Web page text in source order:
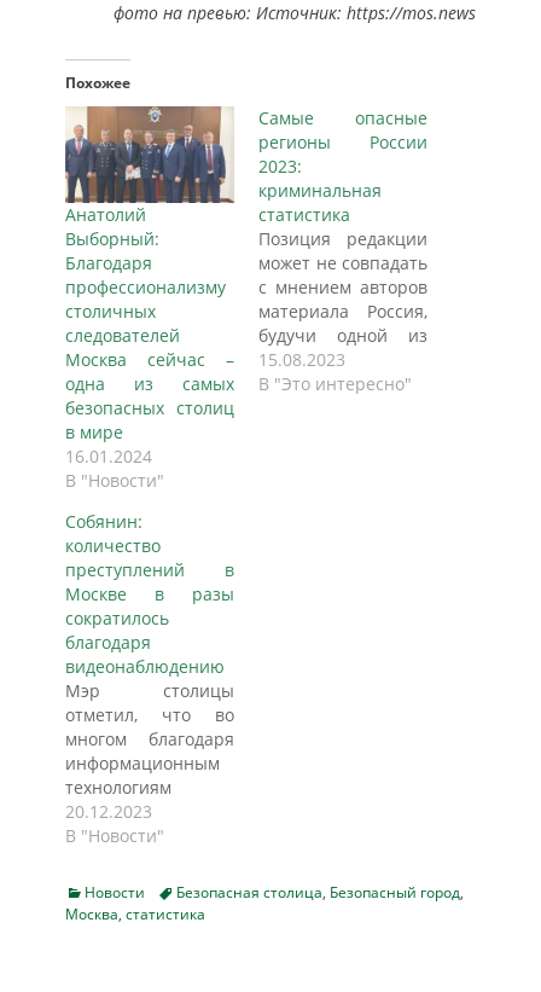
фото на превью: Источник: https://mos.news
Похожее
Анатолий
Выборный:
Благодаря
профессионализму
столичных
следователей
Москва сейчас –
одна из самых
безопасных столиц
в мире
16.01.2024
В "Новости"
Самые опасные
регионы России
2023:
криминальная
статистика
Позиция редакции
может не совпадать
с мнением авторов
материала Россия,
будучи одной из
крупнейших стран
по территории и
15.08.2023
В "Это интересно"
Собянин:
количество
преступлений в
Москве в разы
сократилось
благодаря
видеонаблюдению
Мэр столицы
отметил, что во
многом благодаря
информационным
технологиям
Москва стала
одним из самых
городов мира,
пишет ТАСС.
20.12.2023
В "Новости"
Categories
Новости TagsБезопасная столица, Безопасный город,
Москва, статистика